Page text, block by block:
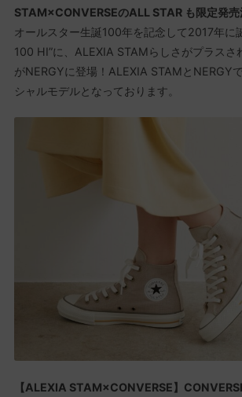
STAM×CONVERSEのALL STAR も限定発売
オールスター生誕100年を記念して2017年に
100 HI”に、ALEXIA STAMらしさがプラスさ
がNERGYに登場！ALEXIA STAMとNERGY
シャルモデルとなっております。
【ALEXIA STAM×CONVERSE】